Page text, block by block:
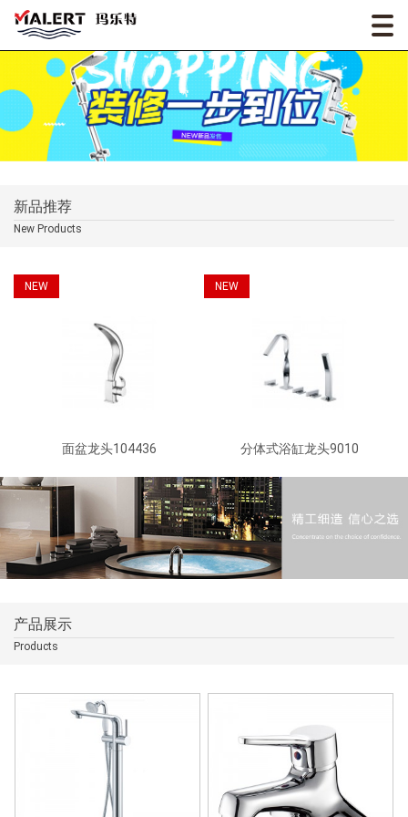
新品推荐
New Products
NEW
面盆龙头104436
NEW
分体式浴缸龙头9010
产品展示
Products